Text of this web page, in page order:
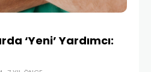
‘Yeni’ Yardımcı: